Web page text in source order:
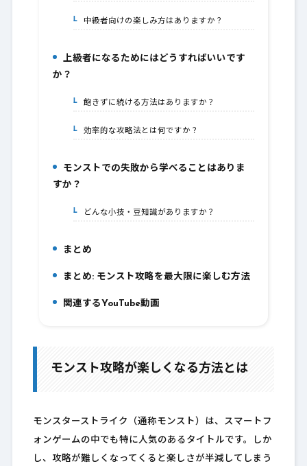
4-2.中級者向けの楽しみ方はありますか？
5.上級者になるためにはどうすればいいです
か？
5-1.飽きずに続ける方法はありますか？
5-2.効率的な攻略法とは何ですか？
モンストでの失敗から学べることはありま
すか？
6-1.どんな小技・豆知識がありますか？
まとめ
まとめ: モンスト攻略を最大限に楽しむ方法
9.関連するYouTube動画
モンスト攻略が楽しくなる方法とは
モンスターストライク（通称モンスト）は、スマートフ
ォンゲームの中でも特に人気のあるタイトルです。しか
し、攻略が難しくなってくると楽しさが半減してしまう